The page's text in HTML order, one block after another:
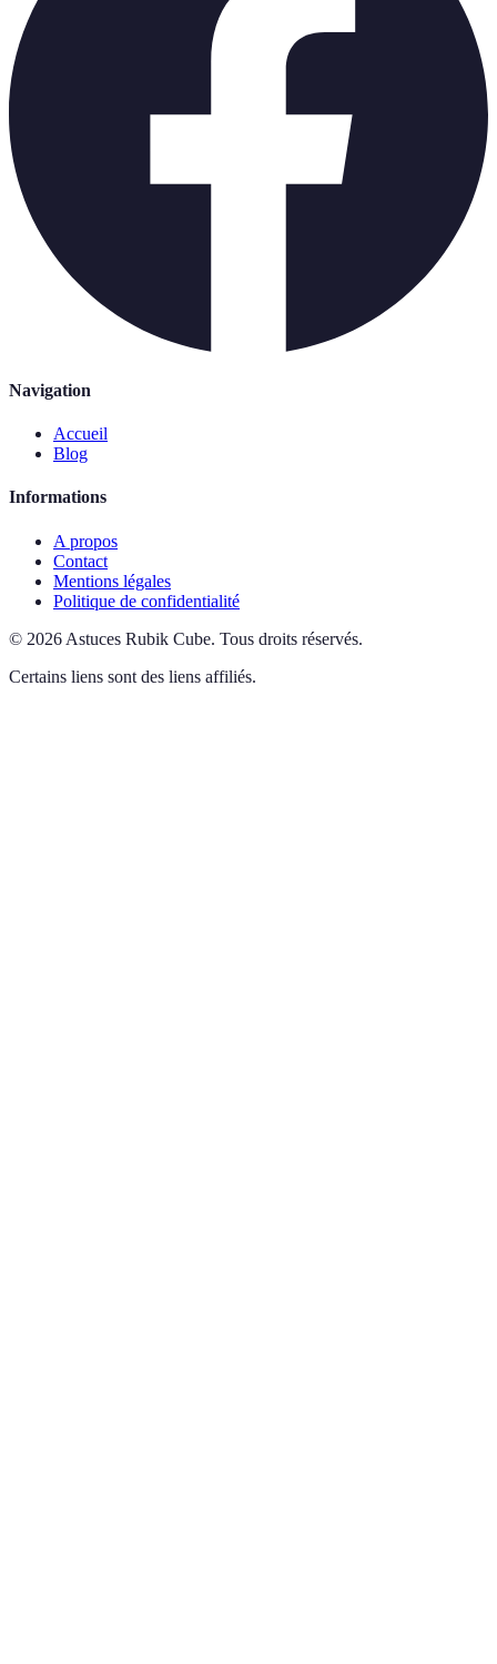
Navigation
Accueil
Blog
Informations
A propos
Contact
Mentions légales
Politique de confidentialité
© 2026 Astuces Rubik Cube. Tous droits réservés.
Certains liens sont des liens affiliés.